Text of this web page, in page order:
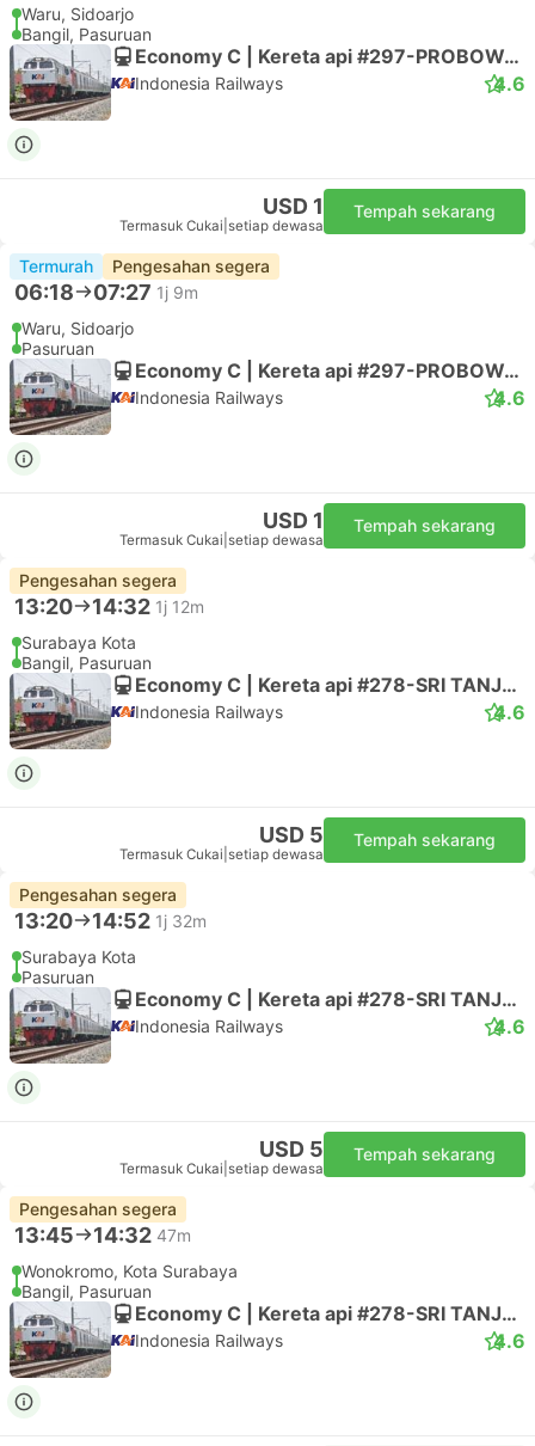
Waru, Sidoarjo
Bangil, Pasuruan
Economy C | Kereta api #297-PROBOWANGI
Indonesia Railways 4.6
USD 1
Termasuk Cukai setiap dewasa
Tempah sekarang
Termurah Pengesahan segera
06:18 07:27 1j 9m
Waru, Sidoarjo
Pasuruan
Economy C | Kereta api #297-PROBOWANGI
Indonesia Railways 4.6
USD 1
Termasuk Cukai setiap dewasa
Tempah sekarang
Pengesahan segera
13:20 14:32 1j 12m
Surabaya Kota
Bangil, Pasuruan
Economy C | Kereta api #278-SRI TANJUNG
Indonesia Railways 4.6
USD 5
Termasuk Cukai setiap dewasa
Tempah sekarang
Pengesahan segera
13:20 14:52 1j 32m
Surabaya Kota
Pasuruan
Economy C | Kereta api #278-SRI TANJUNG
Indonesia Railways 4.6
USD 5
Termasuk Cukai setiap dewasa
Tempah sekarang
Pengesahan segera
13:45 14:32 47m
Wonokromo, Kota Surabaya
Bangil, Pasuruan
Economy C | Kereta api #278-SRI TANJUNG
Indonesia Railways 4.6